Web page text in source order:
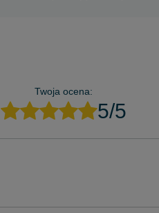
Twoja ocena:
5/5